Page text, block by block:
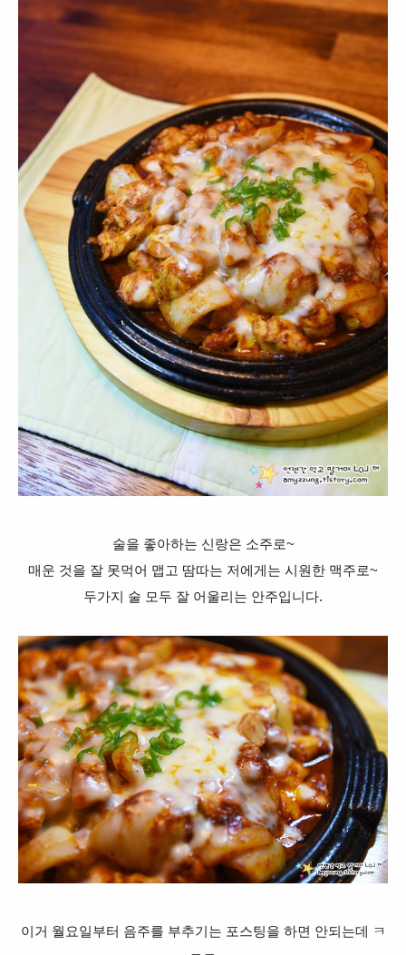
술을 좋아하는 신랑은 소주로~
매운 것을 잘 못먹어 맵고 땀따는 저에게는 시원한 맥주로~
두가지 술 모두 잘 어울리는 안주입니다.
이거 월요일부터 음주를 부추기는 포스팅을 하면 안되는데 ㅋ